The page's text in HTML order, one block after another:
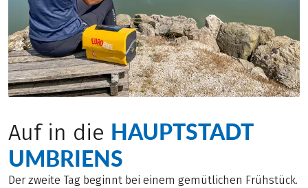
Auf in die HAUPTSTADT
UMBRIENS
Der zweite Tag beginnt bei einem gemütlichen Frühstück.